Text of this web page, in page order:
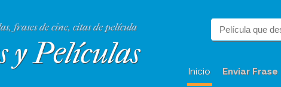
frases de cine, citas de película
y Películas
Inicio Enviar Frase